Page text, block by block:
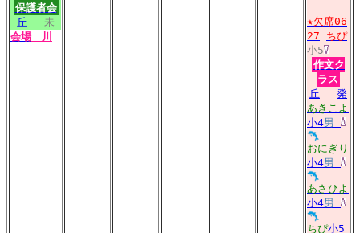
保護者会
丘
未
会場川
★欠席06
27
ちぴ
小5
作文ク
ラス
丘
発
あきこよ
小4男
おにぎり
小4男
あさひよ
小4男
ちぴ小5